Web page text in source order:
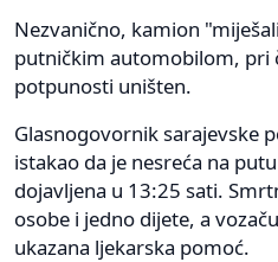
Nezvanično, kamion
putničkim automobilom, pri
potpunosti uništen.
Glasnogovornik sarajevske
istakao da je nesreća na
dojavljena u 13:25 sati.
osobe i jedno dijete, a
ukazana ljekarska pomoć.